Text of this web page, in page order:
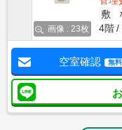
画像 : 23枚
敷
4階
空室確認 無料